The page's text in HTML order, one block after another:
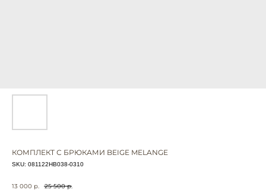
КОМПЛЕКТ С БРЮКАМИ BEIGE MELANGE
SKU: 081122HB038-0310
13 000 р. 25 500 р.